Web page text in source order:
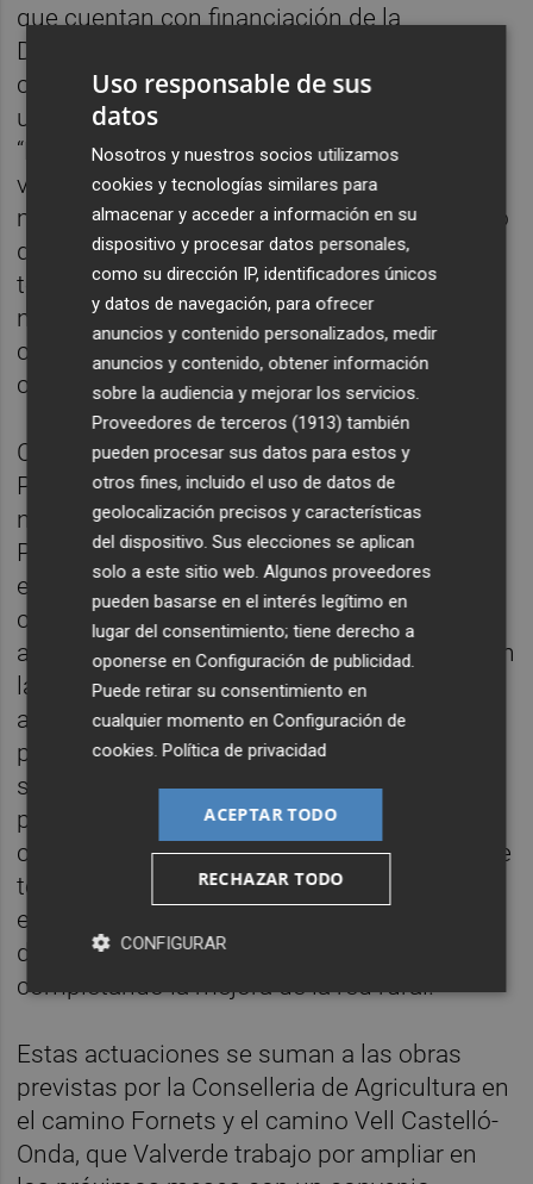
que cuentan con financiación de la
Diputación, para asfaltar y mejorar todos los
caminos de la zona de Solades (l’Horta), con
una extensión de 10 quilómetros de vías.
“Esta es una primera fase del plan, que
vamos a ir completando y ampliando de
manera progresiva hasta alcanzar el objetivo
de reparar todos los caminos rurales del
término en un plazo de cuatro años. Ese fue
nuestro compromiso con los agricultores y
con el Consell Agrari y lo estamos
cumpliendo”, valora Benlloch.
Con este objetivo, la Concejalía de Servicios
Públicos trabaja ya en la previsión de
necesidades para seguir avanzando en el
Plan de mejora de caminos el próximo
ejercicio presupuestario. “Queremos contar
con las aportaciones de los propios
agricultores, que son quienes mejor conocen
las necesidades del término, para fijar
aquellos caminos en los que resulta
prioritario actuar, por cuestiones de
seguridad o de mejora de la competitividad
para un sector que arrastra una importante
crisis con la entrada en Europa de naranja de
terceros países”, avanza Valverde, quien
estima que el año que viene deberán
destinarse otros 300.000 euros para seguir
completando la mejora de la red rural.
Estas actuaciones se suman a las obras
previstas por la Conselleria de Agricultura en
el camino Fornets y el camino Vell Castelló-
Onda, que Valverde trabajo por ampliar en
Uso responsable de sus
datos
Nosotros y nuestros socios utilizamos
cookies y tecnologías similares para
almacenar y acceder a información en su
dispositivo y procesar datos personales,
como su dirección IP, identificadores únicos
y datos de navegación, para ofrecer
anuncios y contenido personalizados, medir
anuncios y contenido, obtener información
sobre la audiencia y mejorar los servicios.
Proveedores de terceros (1913) también
pueden procesar sus datos para estos y
otros fines, incluido el uso de datos de
geolocalización precisos y características
del dispositivo. Sus elecciones se aplican
solo a este sitio web. Algunos proveedores
pueden basarse en el interés legítimo en
lugar del consentimiento; tiene derecho a
oponerse enConfiguración de publicidad
Puede retirar su consentimiento en
cualquier momento enConfiguración de
cookies .Política de privacidad
ACEPTAR TODO
RECHAZAR TODO
CONFIGURAR